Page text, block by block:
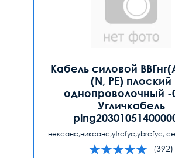
Кабель силовой
(N, PE) плоский
однопроволочный -
Угличкабель
нексанс,никсанс,ytrcfyc,ybrcfyc,
(392)